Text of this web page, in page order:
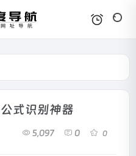
式识别神器
5,097 0 0